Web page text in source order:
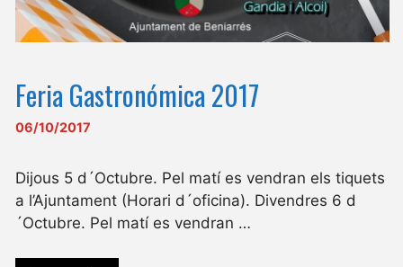
Feria Gastronómica 2017
06/10/2017
Dijous 5 d´Octubre. Pel matí es vendran els tiquets
a l’Ajuntament (Horari d´oficina). Divendres 6 d
´Octubre. Pel matí es vendran …